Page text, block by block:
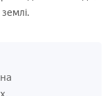
землі.